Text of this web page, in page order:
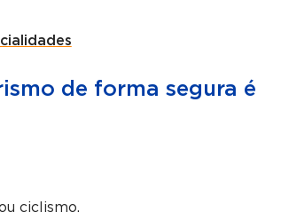
de forma segura é
ciclismo.